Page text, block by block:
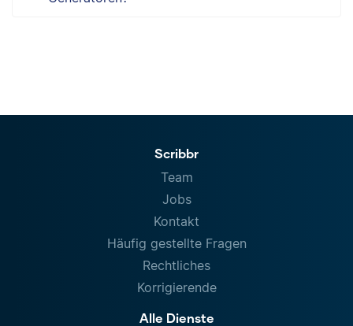
Scribbr
Team
Jobs
Kontakt
Häufig gestellte Fragen
Rechtliches
Korrigierende
Alle Dienste